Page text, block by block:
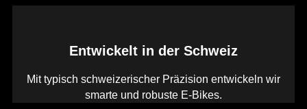
Entwickelt in der Schweiz
Mit typisch schweizerischer Präzision entwickeln wir
smarte und robuste E-Bikes.